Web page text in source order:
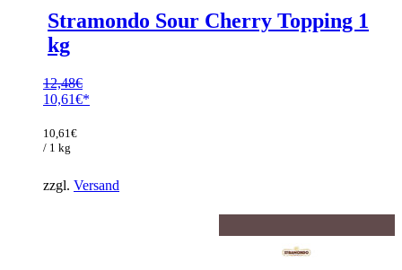
Stramondo Sour Cherry Topping 1
kg
12,48€
Ursprünglicher
war:
12,48€
10,61€
Preis
ist:
10,61 €
/ 1 kg
zzgl. Versand